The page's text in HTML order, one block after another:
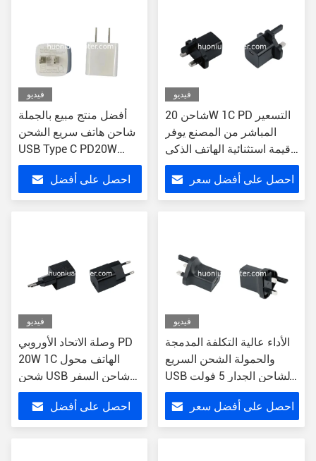
فيديو
أفضل منتج مبيع بالجملة
شاحن هاتف سريع الشحن
USB Type C PD20W
شاحن جداري عالي الطاقة
لجهاز iPhone 15
احصل على أفضل
فيديو
شاحن 20W 1C PD التسعير
المباشر من المصنع يوفر
قيمة استثنائية الهاتف الذكي
الشحن الخاص بك وظيفة
الشحن السريع
احصل على أفضل سعر
فيديو
وصلة الاتحاد الأوروبي PD
20W 1C الهاتف محول
شحن USB شاحن السفر
PD شاحن
احصل على أفضل
فيديو
الأداء عالية التكلفة المدمجة
والحمولة الشحن السريع
USB الشاحن الجدار 5 فولت
الخروج
احصل على أفضل سعر